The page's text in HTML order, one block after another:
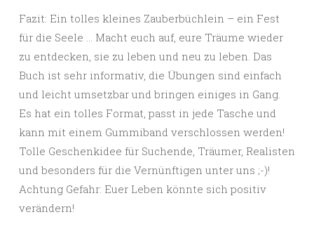
Fazit: Ein tolles kleines Zauberbüchlein – ein Fest
für die Seele … Macht euch auf, eure Träume wieder
zu entdecken, sie zu leben und neu zu leben. Das
Buch ist sehr informativ, die Übungen sind einfach
und leicht umsetzbar und bringen einiges in Gang.
Es hat ein tolles Format, passt in jede Tasche und
kann mit einem Gummiband verschlossen werden!
Tolle Geschenkidee für Suchende, Träumer, Realisten
und besonders für die Vernünftigen unter uns ;-)!
Achtung Gefahr: Euer Leben könnte sich positiv
verändern!